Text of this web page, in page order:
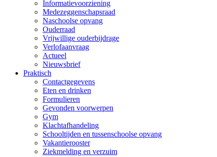
Informatievoorziening
Medezeggenschapsraad
Naschoolse opvang
Ouderraad
Vrijwillige ouderbijdrage
Verlofaanvraag
Actueel
Nieuwsbrief
Praktisch
Contactgegevens
Eten en drinken
Formulieren
Gevonden voorwerpen
Gym
Klachtafhandeling
Schooltijden en tussenschoolse opvang
Vakantierooster
Ziekmelding en verzuim